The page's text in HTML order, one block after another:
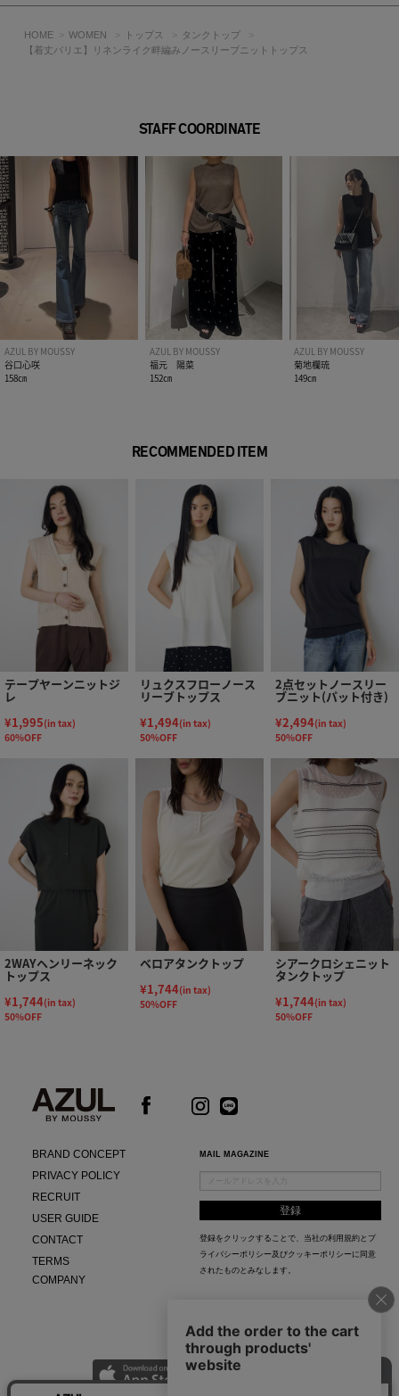
裏 地：なし
伸縮性：あり
光沢感：ややあり
※画像の商品はサンプルです。実際の商品と仕様、加工が若干
異なる場合があります。
※画像の商品は光の照射や角度、お使いのモニター環境によ
り、実物と色味が異なる場合がございます。
※着用、お取り扱いの際は、アテンションタグをご確認くださ
い。
HOME WOMEN トップス
タンクトップ
【着丈バリエ】リネンライク畔編みノースリーブニットトップス
STAFF COORDINATE
AZUL BY MOUSSY
谷口心咲
158㎝
AZUL BY MOUSSY
福元 陽菜
152㎝
AZUL BY MOUSSY
菊地欄琉
149㎝
RECOMMENDED ITEM
テープヤーンニットジ
レ
¥1,995(in tax)
60%OFF
リュクスフローノース
リーブトップス
¥1,494(in tax)
50%OFF
2点セットノースリー
ブニット(パット付き)
¥2,494(in tax)
50%OFF
2WAYヘンリーネック
トップス
¥1,744(in tax)
50%OFF
ベロアタンクトップ
¥1,744(in tax)
50%OFF
シアークロシェニット
タンクトップ
¥1,744(in tax)
50%OFF
BRAND CONCEPT
PRIVACY POLICY
RECRUIT
USER GUIDE
CONTACT
TERMS
COMPANY
MAIL MAGAZINE
登録をクリックすることで、当社の利用規約と プ
ライバシーポリシー及びクッキーポリシー に同意
されたものとみなします。
AZUL APP